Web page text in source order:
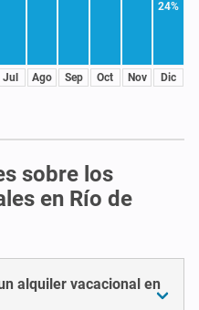
Jul Ago Sep Oct Nov
24%
Dic
sobre los
en Río de
alquiler vacacional en